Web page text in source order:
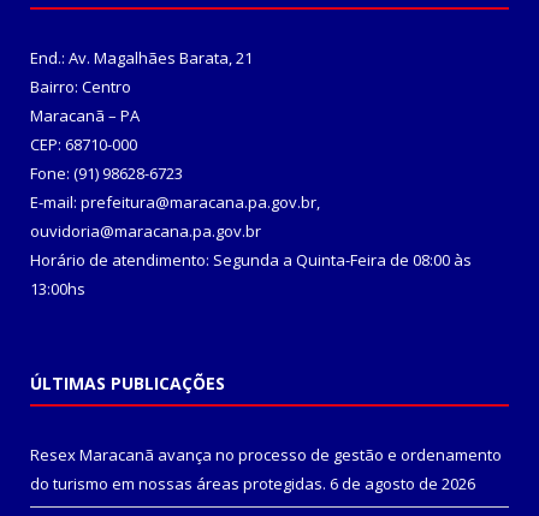
End.: Av. Magalhães Barata, 21
Bairro: Centro
Maracanã – PA
CEP: 68710-000
Fone: (91) 98628-6723
E-mail: prefeitura@maracana.pa.gov.br,
ouvidoria@maracana.pa.gov.br
Horário de atendimento: Segunda a Quinta-Feira de 08:00 às
13:00hs
ÚLTIMAS PUBLICAÇÕES
Resex Maracanã avança no processo de gestão e ordenamento
do turismo em nossas áreas protegidas. 6 de agosto de 2026